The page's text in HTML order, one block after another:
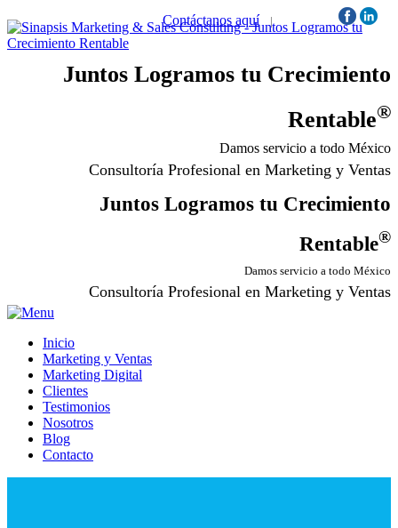
Contáctanos aquí | Síguenos:
Juntos Logramos tu Crecimiento
Rentable®
Damos servicio a todo México
Consultoría Profesional en Marketing y Ventas
Juntos Logramos tu Crecimiento
Rentable®
Damos servicio a todo México
Consultoría Profesional en Marketing y Ventas
Inicio
Marketing y Ventas
Marketing Digital
Clientes
Testimonios
Nosotros
Blog
Contacto